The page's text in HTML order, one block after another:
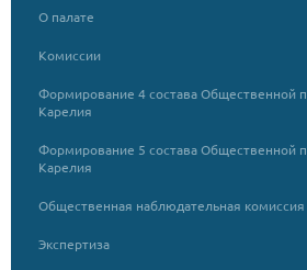
О палате
Комиссии
Формирование 4 состава Общественной
Карелия
Формирование 5 состава Общественной
Карелия
Общественная наблюдательная
Экспертиза